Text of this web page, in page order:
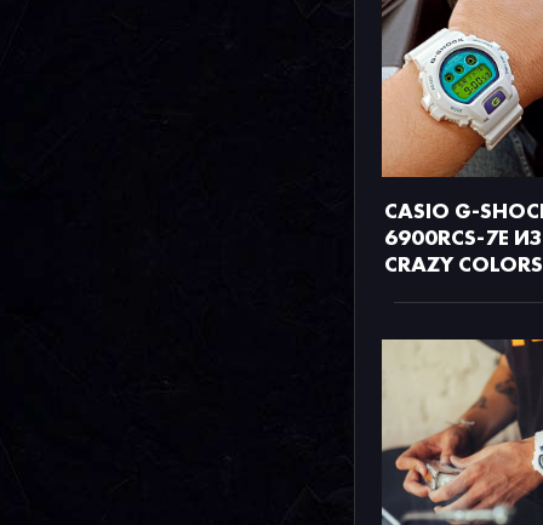
CASIO G-
6900RCS-7E
CRAZY COLORS